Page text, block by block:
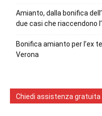
Amianto, dalla bonifica
due casi che riaccendono
Bonifica amianto per l’ex
Verona
Chiedi assistenza gratuita